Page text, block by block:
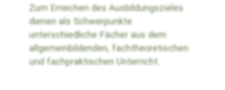
Zum Erreichen des Ausbildungszieles
dienen als Schwerpunkte
unterschiedliche Fächer aus dem
allgemeinbildenden, fachtheoretischen
und fachpraktischen Unterricht.